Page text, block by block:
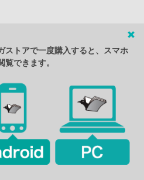
ストアで一度購入すると、スマホ
できます。